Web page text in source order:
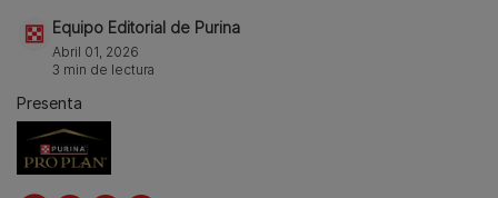
Equipo Editorial de Purina
Abril 01, 2026
3 min de lectura
Presenta